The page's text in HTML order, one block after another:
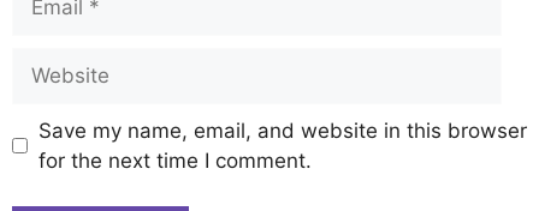
Save my name, email, and website in this browser
for the next time I comment.